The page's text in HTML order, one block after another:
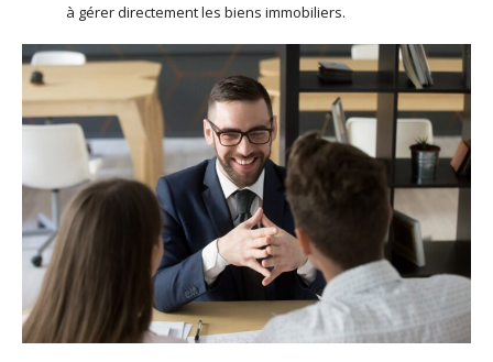
à gérer directement les biens immobiliers.